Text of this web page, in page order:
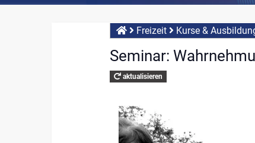
Freizeit Kurse &
Seminar:
aktualisieren